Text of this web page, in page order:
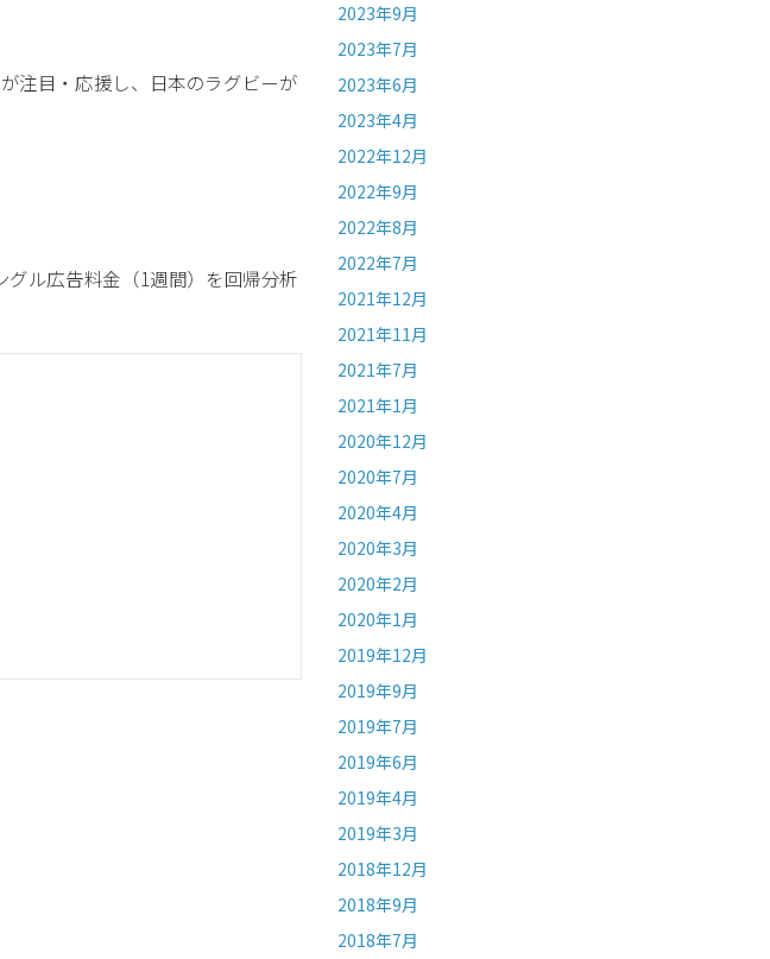
注目・応援し、日本のラグビーが
グル広告料金（1週間）を回帰分析
2023年9月
2023年7月
2023年6月
2023年4月
2022年12月
2022年9月
2022年8月
2022年7月
2021年12月
2021年11月
2021年7月
2021年1月
2020年12月
2020年7月
2020年4月
2020年3月
2020年2月
2020年1月
2019年12月
2019年9月
2019年7月
2019年6月
2019年4月
2019年3月
2018年12月
2018年9月
2018年7月